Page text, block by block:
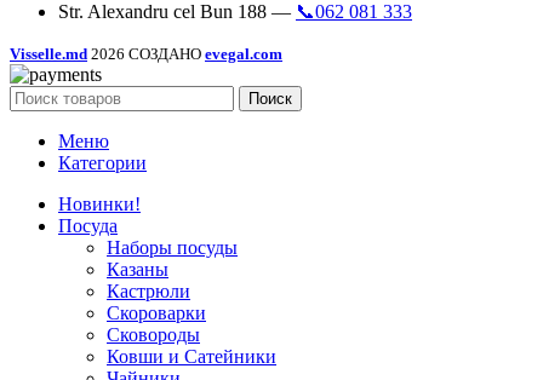
Str. Alexandru cel Bun 188 — 📞062 081 333
Visselle.md 2026 СОЗДАНО evegal.com
Поиск
Меню
Категории
Новинки!
Посуда
Наборы посуды
Казаны
Кастрюли
Скороварки
Сковороды
Ковши и Сатейники